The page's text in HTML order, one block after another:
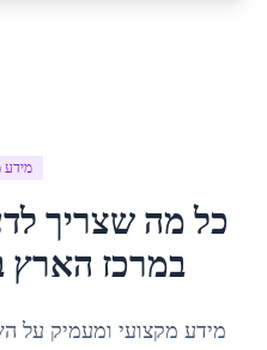
מידע
כל מה שצריך
במרכז הארץ
מידע מקצועי ומעמיק על